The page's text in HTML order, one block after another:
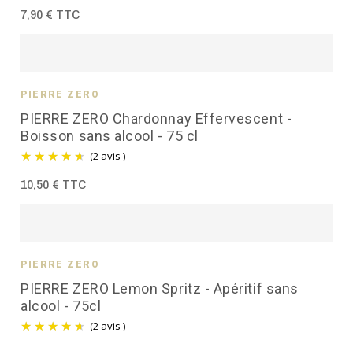
7,90 € TTC
PIERRE ZERO Chardonnay Effervescent -
Boisson sans alcool - 75 cl
(2 avis )
PIERRE ZÉRO
10,50 € TTC
PIERRE ZERO Lemon Spritz - Apéritif sans
alcool - 75cl
(2 avis )
PIERRE ZÉRO